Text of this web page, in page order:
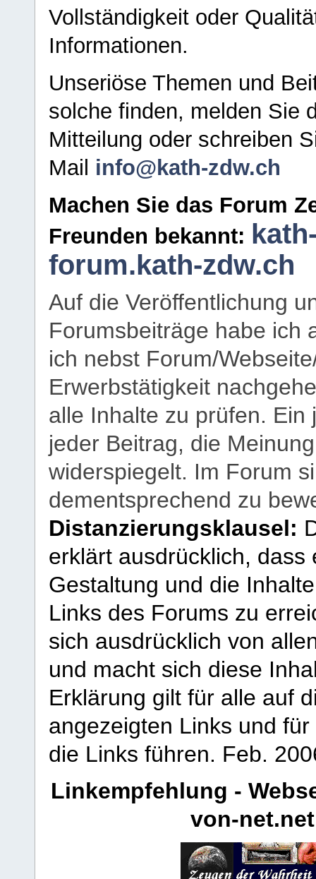
Vollständigkeit oder
Informationen.
Unseriöse Themen und
solche finden, melden Sie
Mitteilung oder schreiben
Mail info@kath-zdw.ch
Machen Sie das Forum
Freunden bekannt:
forum.kath-zdw.ch
Auf die Veröffentlichung
Forumsbeiträge habe ich
ich nebst Forum/
Erwerbstätigkeit
alle Inhalte zu prüfen.
jeder Beitrag, die
widerspiegelt. Im Forum
dementsprechend zu
Distanzierungsklausel:
erklärt ausdrücklich,
Gestaltung und die
Links des Forums zu
sich ausdrücklich von
und macht sich diese
Erklärung gilt für alle auf
angezeigten Links und
die Links führen. Feb.
Linkempfehlung -
von-net.net